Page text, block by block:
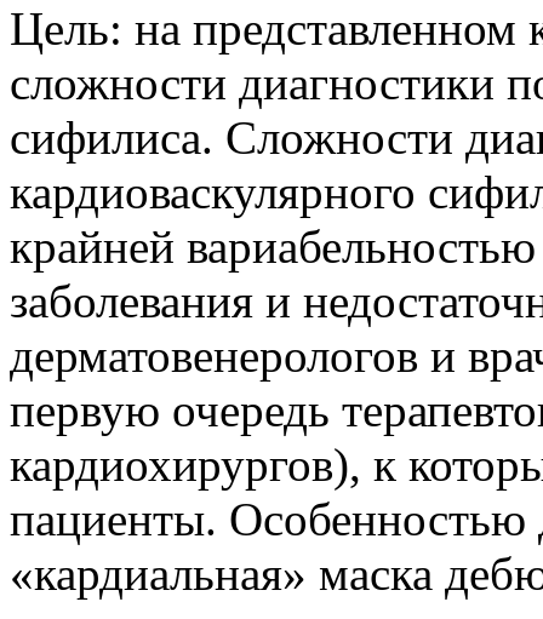
Цель: на представленном
сложности диагностики
сифилиса. Сложности
кардиоваскулярного
крайней
заболевания и
дерматовенерологов и
первую очередь
кардиохирургов), к
пациенты. Особенностью
«кардиальная» маска